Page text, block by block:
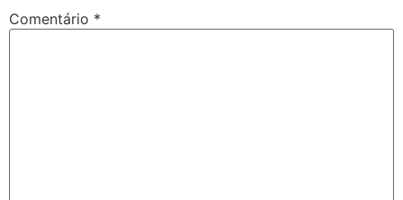
Comentário *